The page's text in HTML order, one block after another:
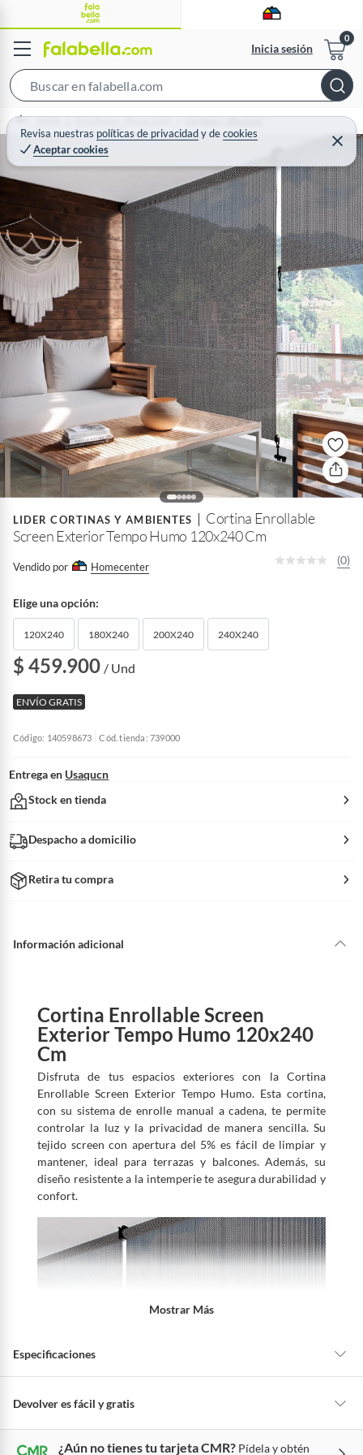
Inicia sesión
e
a
c
h
B
a
r
Revisa nuestras políticas de privacidadydecookies
Aceptar cookies
C
e
r
a
r
Home Decohogar - Decoración Cortinas y Blackout
LIDER CORTINAS Y AMBIENTES
Cortina Enrollable
Screen Exterior Tempo Humo 120x240 Cm
Vendido por Homecenter
(0)
Elige una opción:
120X240 180X240 200X240 240X240
$ 459.900 / Und
ENVÍO GRATIS
Código: 140598673 Cód. tienda: 739000
Entrega en Usaqucn
Stock en tienda
Despacho a domicilio
Retira tu compra
Información adicional
Cortina Enrollable Screen
Exterior Tempo Humo 120x240
Cm
Disfruta de tus espacios exteriores con la Cortina
Enrollable Screen Exterior Tempo Humo. Esta cortina,
con su sistema de enrolle manual a cadena, te permite
controlar la luz y la privacidad de manera sencilla. Su
tejido screen con apertura del 5% es fácil de limpiar y
mantener, ideal para terrazas y balcones. Además, su
diseño resistente a la intemperie te asegura durabilidad y
confort.
Mostrar Más
Especificaciones
Recomendaciones de
Devolver es fácil y gratis
Queremos que estés feliz con tu compra y que sientas nuestro respaldo
en todo momento. Por eso, como clientes cuentas con garantías y
¿Aún no tienes tu tarjeta CMR? Pídela y obtén